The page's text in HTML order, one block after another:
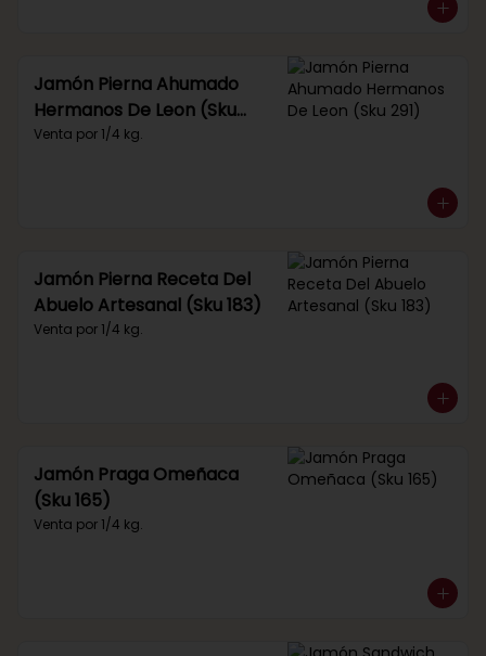
Jamón Pierna Ahumado
Hermanos De Leon (Sku
291)
Venta por 1/4 kg.
Jamón Pierna Receta Del
Abuelo Artesanal (Sku 183)
Venta por 1/4 kg.
Jamón Praga Omeñaca
(Sku 165)
Venta por 1/4 kg.